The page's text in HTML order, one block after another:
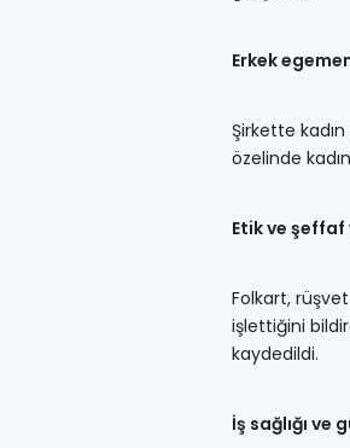
Erkek
Şirkette
özelinde
Etik ve
Folkart, rüşvet
işlettiğini
kaydedildi.
İş sağlığı ve